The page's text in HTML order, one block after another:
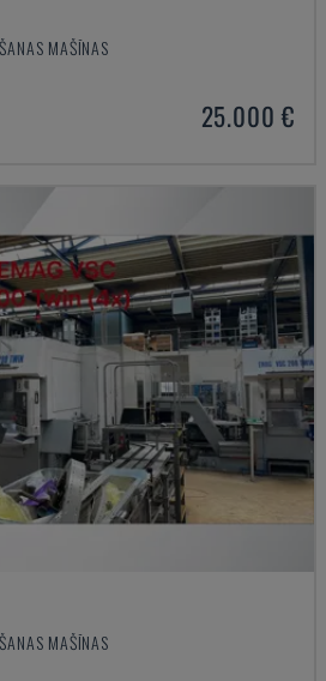
MAŠĪNAS
25.000 €
MAŠĪNAS